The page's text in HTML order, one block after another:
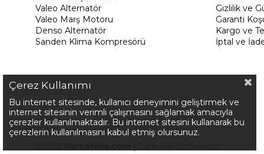
Valeo Alternatör
Valeo Marş Motoru
Denso Alternatör
Sanden Klima Kompresörü
Gizlilik ve
Garanti
Kargo ve
İptal ve
Çerez Kullanımı
Bu internet sitesinde, kullanıcı deneyimini geliştirmek ve
internet sitesinin verimli çalışmasını sağlamak amacıyla
çerezler kullanılmaktadır. Bu internet sitesini kullanarak bu
çerezlerin kullanılmasını kabul etmiş olursunuz.